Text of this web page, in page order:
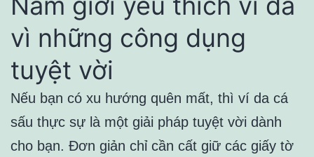
vì những công dụng
tuyệt vời
Nếu bạn có xu hướng quên mất, thì ví da cá
sấu thực sự là một giải pháp tuyệt vời dành
cho bạn. Đơn giản chỉ cần cất giữ các giấy tờ